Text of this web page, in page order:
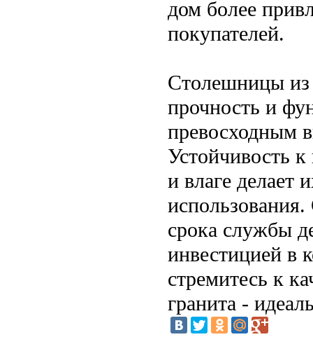
дом более
покупателей.
Столешницы из
прочность и
превосходным
Устойчивость
и влаге делает
срока службы
инвестицией в
стремитесь к
гранита -